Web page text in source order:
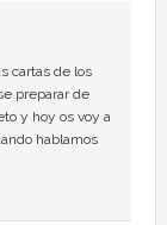
cartas de los
preparar de
y hoy os voy a
hablamos